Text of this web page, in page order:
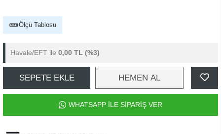
Ölçü Tablosu
Havale/EFT ile 0,00 TL (%3)
SEPETE EKLE HEMEN AL
WHATSAPP İLE SİPARİŞ VER